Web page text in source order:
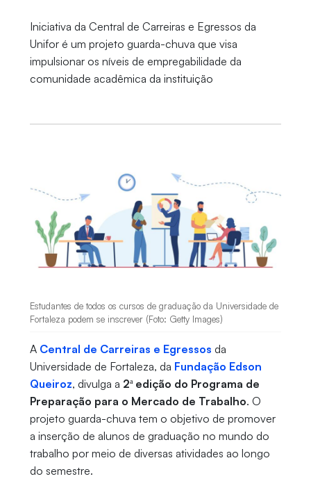
Iniciativa da Central de Carreiras e Egressos da
Unifor é um projeto guarda-chuva que visa
impulsionar os níveis de empregabilidade da
comunidade acadêmica da instituição
Estudantes de todos os cursos de graduação da Universidade de
Fortaleza podem se inscrever (Foto: Getty Images)
A Central de Carreiras e Egressos da
Universidade de Fortaleza, da Fundação Edson
Queiroz, divulga a 2ª edição do Programa de
Preparação para o Mercado de Trabalho. O
projeto guarda-chuva tem o objetivo de promover
a inserção de alunos de graduação no mundo do
trabalho por meio de diversas atividades ao longo
do semestre.